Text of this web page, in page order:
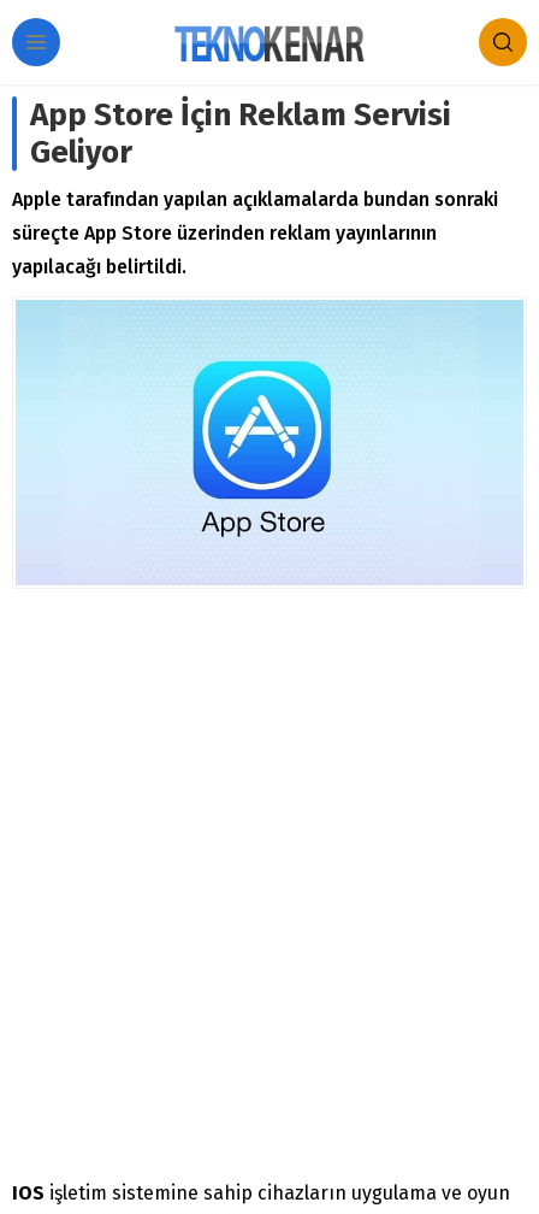
App Store İçin Reklam Servisi
Geliyor
Apple tarafından yapılan açıklamalarda bundan sonraki
süreçte App Store üzerinden reklam yayınlarının
yapılacağı belirtildi.
IOS işletim sistemine sahip cihazların uygulama ve oyun